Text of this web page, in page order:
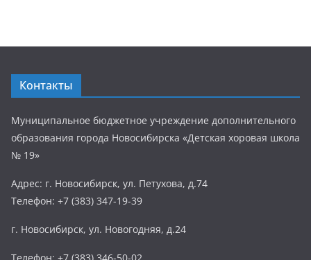
Контакты
Муниципальное бюджетное учреждение дополнительного
образования города Новосибирска «Детская хоровая школа
№ 19»
Адрес: г. Новосибирск, ул. Петухова, д.74
Телефон: +7 (383) 347-19-39
г. Новосибирск, ул. Новогодняя, д.24